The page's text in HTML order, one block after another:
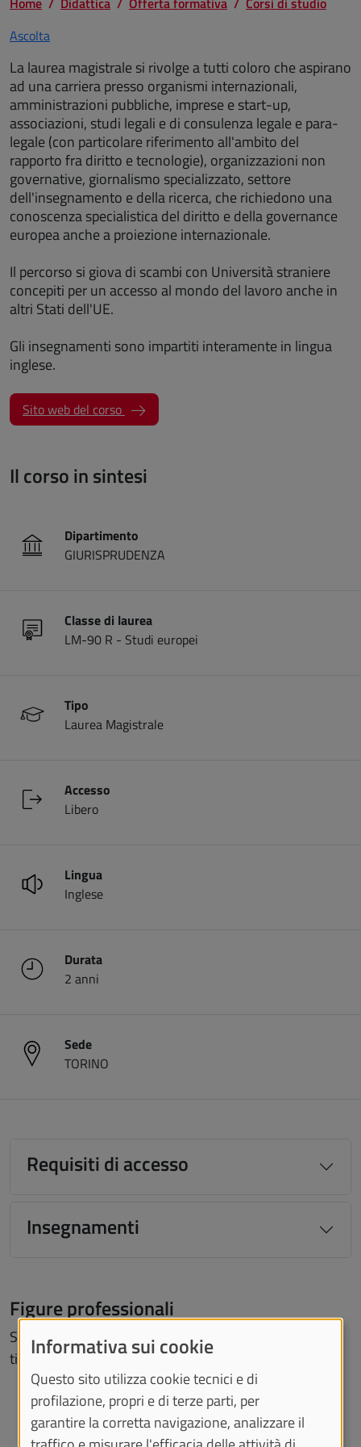
Ascolta
La laurea magistrale si rivolge a tutti coloro che aspirano
ad una carriera presso organismi internazionali,
amministrazioni pubbliche, imprese e start-up,
associazioni, studi legali e di consulenza legale e para-
legale (con particolare riferimento all'ambito del
rapporto fra diritto e tecnologie), organizzazioni non
governative, giornalismo specializzato, settore
dell'insegnamento e della ricerca, che richiedono una
conoscenza specialistica del diritto e della governance
europea anche a proiezione internazionale.
Il percorso si giova di scambi con Università straniere
concepiti per un accesso al mondo del lavoro anche in
altri Stati dell'UE.
Gli insegnamenti sono impartiti interamente in lingua
inglese.
Sito web del corso (apre una nuova finestra)
Il corso in sintesi
Dipartimento
GIURISPRUDENZA
Classe di laurea
LM-90 R - Studi europei
Tipo
Laurea Magistrale
Accesso
Libero
Lingua
Inglese
Durata
2 anni
Sede
TORINO
Requisiti di accesso
Insegnamenti
Figure professionali
Scopri gli sbocchi occupazionali che il tuo corso di studi
ti offre sul sito dell'Atlante delle Professioni.
Informativa sui cookie
Questo sito utilizza cookie tecnici e di
profilazione, propri e di terze parti, per
garantire la corretta navigazione, analizzare il